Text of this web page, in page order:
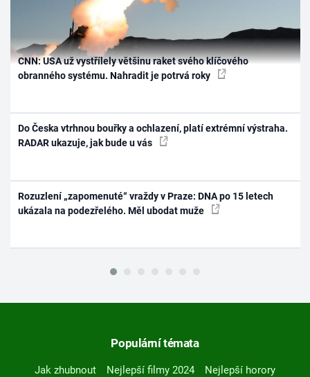
CNN: USA už vystřílely většinu raket svého klíčového
obranného systému. Nahradit je potrvá roky
Do Česka vtrhnou bouřky a ochlazení, platí extrémní výstraha.
RADAR ukazuje, jak bude u vás
Rozuzlení „zapomenuté“ vraždy v Praze: DNA po 15 letech
ukázala na podezřelého. Měl ubodat muže
Populární témata
Jak zhubnout Nejlepší filmy 2024
Nejlepší horory